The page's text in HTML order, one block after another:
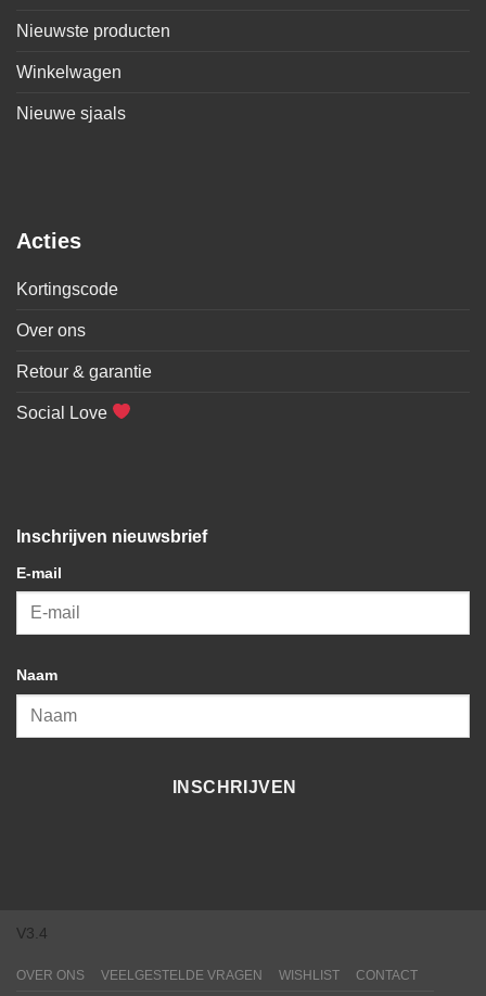
Nieuwste producten
Winkelwagen
Nieuwe sjaals
Acties
Kortingscode
Over ons
Retour & garantie
Social Love
Inschrijven nieuwsbrief
E-mail
Naam
INSCHRIJVEN
V3.4
OVER ONS VEELGESTELDE VRAGEN WISHLIST CONTACT